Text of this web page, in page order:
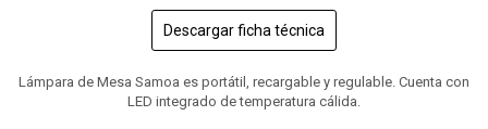
Descargar ficha técnica
Lámpara de Mesa Samoa es portátil, recargable y regulable. Cuenta con
LED integrado de temperatura cálida.